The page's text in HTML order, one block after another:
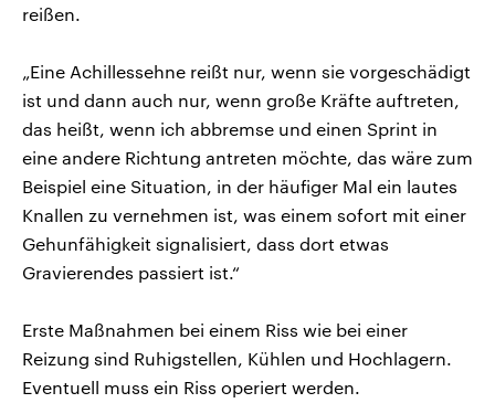
reißen.
„Eine Achillessehne reißt nur, wenn sie vorgeschädigt
ist und dann auch nur, wenn große Kräfte auftreten,
das heißt, wenn ich abbremse und einen Sprint in
eine andere Richtung antreten möchte, das wäre zum
Beispiel eine Situation, in der häufiger Mal ein lautes
Knallen zu vernehmen ist, was einem sofort mit einer
Gehunfähigkeit signalisiert, dass dort etwas
Gravierendes passiert ist.“
Erste Maßnahmen bei einem Riss wie bei einer
Reizung sind Ruhigstellen, Kühlen und Hochlagern.
Eventuell muss ein Riss operiert werden.